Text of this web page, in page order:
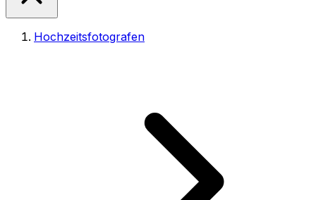
Hochzeitsfotografen